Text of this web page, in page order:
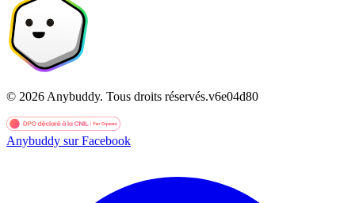
© 2026Anybuddy. Tous droits réservés.v6e04d80
Anybuddy sur Facebook